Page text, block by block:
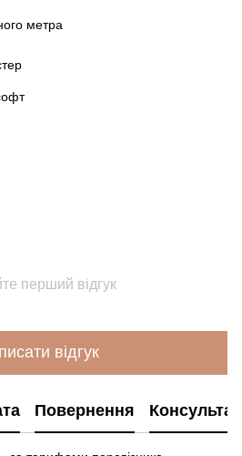
метра
перший відгук
відгук
Повернення